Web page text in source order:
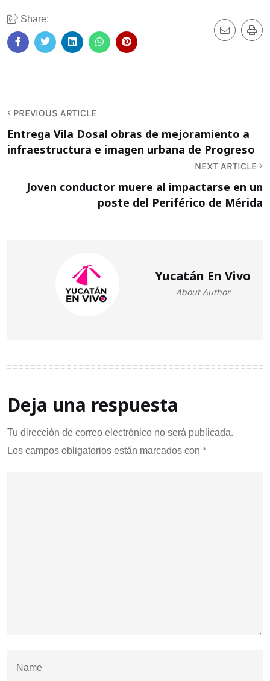
Share:
PREVIOUS ARTICLE
Entrega Vila Dosal obras de mejoramiento a
infraestructura e imagen urbana de Progreso
NEXT ARTICLE
Joven conductor muere al impactarse en un
poste del Periférico de Mérida
Yucatán En Vivo
About Author
Deja una respuesta
Tu dirección de correo electrónico no será publicada.
Los campos obligatorios están marcados con *